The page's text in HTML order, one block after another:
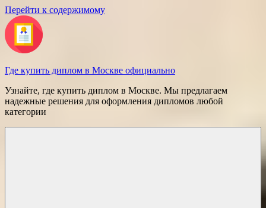
Перейти к содержимому
Где купить диплом в Москве официально
Узнайте, где купить диплом в Москве. Мы предлагаем
надежные решения для оформления дипломов любой
категории